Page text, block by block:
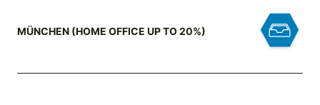
MÜNCHEN (HOME OFFICE UP TO 20%)